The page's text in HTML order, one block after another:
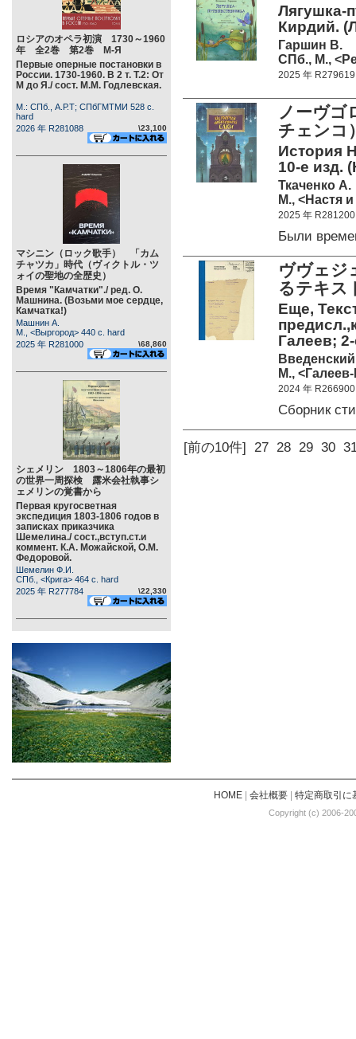
ロシアのオペラ初演 1730～1960
年 全2巻 第2巻 М-Я
Первые оперные постановки в
России. 1730-1960. В 2 т. Т.2: От
М до Я./ сост. М.М. Годлевская.
М.: СПб., А.Р.Т; СПбГМТМИ 528 c.
hard
2026 年 R281088
\23,100
マシニン（ロック歌手） 「カム
チャツカ」時代（ヴィクトル・ツ
ォイの聖地の全歴史）
Время "Камчатки"./ ред. О.
Машнина. (Возьми мое сердце,
Камчатка!)
Машнин А.
М., <Выргород> 440 c. hard
2025 年 R281000
\68,860
シェメリン 1803～1806年の最初
の世界一周探検 露米会社執事シ
ェメリンの覚書から
Первая кругосветная
экспедиция 1803-1806 годов в
записках приказчика
Шемелина./ сост.,вступ.ст.и
коммент. К.А. Можайской, О.М.
Федоровой.
Шемелин Ф.И.
СПб., <Крига> 464 c. hard
2025 年 R277784
\22,330
Лягушка-
Кирдий.
Гаршин В.
СПб., М.,
2025 年 R279619
ノーヴ
チェンコ
История
10-е изд.
Ткаченко А.
М., <Настя
2025 年 R281200
Были
ヴヴェジ
るテキス
Еще,
Галеев;
М.,
2024 年 R266900
Сборник
[前の10件] 27 28 29 30
HOME| 会社概要| 特定商取引に
Copyright (c) 2006-